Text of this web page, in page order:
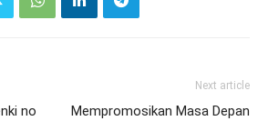
no
Next article
Mempromosikan Masa Depan